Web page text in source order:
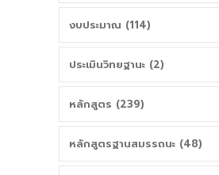
งบประมาณ (114)
ประเมินวิทยฐานะ (2)
หลักสูตร (239)
หลักสูตรฐานสมรรถนะ (48)